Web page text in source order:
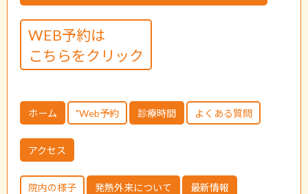
お知らせ 2021.04.27
新型コロナウィルスのワクチン接種について
禁煙外来一時停止について
たけしん通信
WEB予約は
こちらをクリック
ホーム "Web予約 診療時間 よくある質問
アクセス
院内の様子 発熱外来について 最新情報